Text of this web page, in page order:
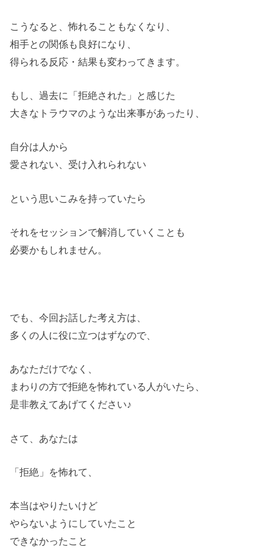
こうなると、怖れることもなくなり、
相手との関係も良好になり、
得られる反応・結果も変わってきます。
もし、過去に「拒絶された」と感じた
大きなトラウマのような出来事があったり、
自分は人から
愛されない、受け入れられない
という思いこみを持っていたら
それをセッションで解消していくことも
必要かもしれません。
でも、今回お話した考え方は、
多くの人に役に立つはずなので、
あなただけでなく、
まわりの方で拒絶を怖れている人がいたら、
是非教えてあげてください♪
さて、あなたは
「拒絶」を怖れて、
本当はやりたいけど
やらないようにしていたこと
できなかったこと